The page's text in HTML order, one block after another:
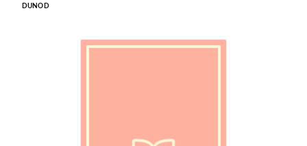
DUNOD